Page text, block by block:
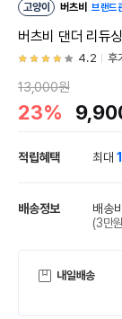
고양이 버츠비 브랜드
버츠비 댄더 리듀
4.2 후
13,000원
23%
적립혜택 최대
배송정보 배송
(3만
내일배송